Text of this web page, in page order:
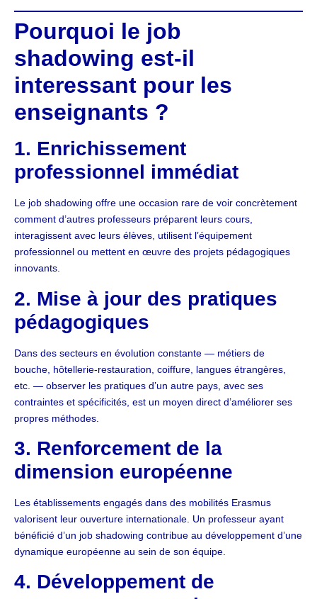
Pourquoi le job
shadowing est-il
interessant pour les
enseignants ?
1. Enrichissement
professionnel immédiat
Le job shadowing offre une occasion rare de voir concrètement
comment d’autres professeurs préparent leurs cours,
interagissent avec leurs élèves, utilisent l’équipement
professionnel ou mettent en œuvre des projets pédagogiques
innovants.
2. Mise à jour des pratiques
pédagogiques
Dans des secteurs en évolution constante — métiers de
bouche, hôtellerie-restauration, coiffure, langues étrangères,
etc. — observer les pratiques d’un autre pays, avec ses
contraintes et spécificités, est un moyen direct d’améliorer ses
propres méthodes.
3. Renforcement de la
dimension européenne
Les établissements engagés dans des mobilités Erasmus
valorisent leur ouverture internationale. Un professeur ayant
bénéficié d’un job shadowing contribue au développement d’une
dynamique européenne au sein de son équipe.
4. Développement de